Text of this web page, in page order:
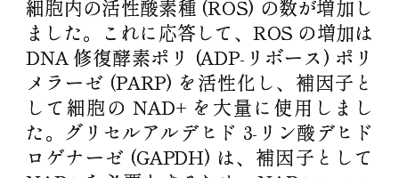
細胞内の活性酸素種 (ROS) の数が増加し
ました。これに応答して、ROS の増加は
DNA 修復酵素ポリ (ADP-リボース) ポリ
メラーゼ (PARP) を活性化し、補因子と
して細胞の NAD+ を大量に使用しまし
た。グリセルアルデヒド 3-リン酸デヒド
ロゲナーゼ (GAPDH) は、補因子として